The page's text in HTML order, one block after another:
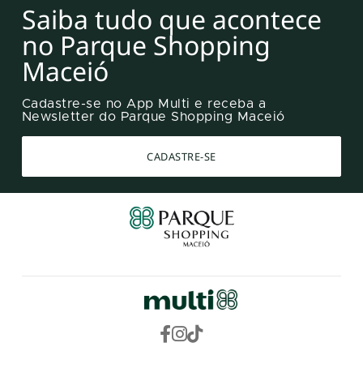
Saiba tudo que acontece
no Parque Shopping
Maceió
Cadastre-se no App Multi e receba a
Newsletter do Parque Shopping Maceió
CADASTRE-SE